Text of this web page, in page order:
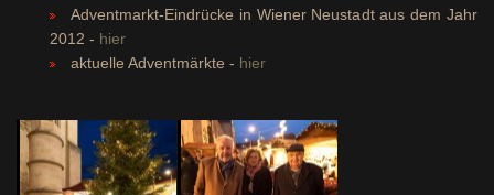
Adventmarkt-Eindrücke in Wiener Neustadt aus dem Jahr
2012 - hier
aktuelle Adventmärkte - hier